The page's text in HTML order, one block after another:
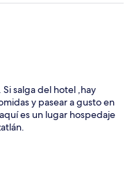
salga del hotel ,hay
y pasear a gusto en
es un lugar hospedaje